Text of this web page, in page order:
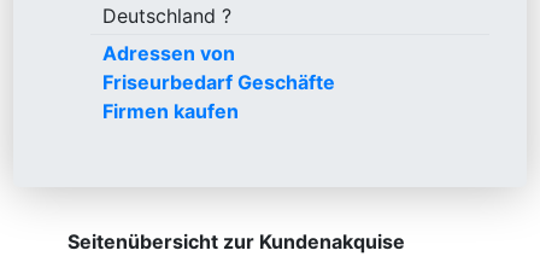
Deutschland ?
Adressen von
Friseurbedarf Geschäfte
Firmen kaufen
Seitenübersicht zur Kundenakquise